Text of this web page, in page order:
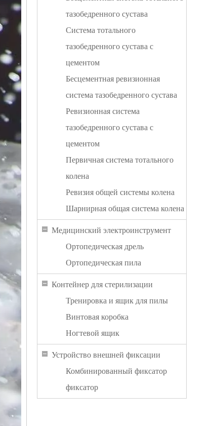
тазобедренного сустава
Система тотального
тазобедренного сустава с
цементом
Бесцементная ревизионная
система тазобедренного сустава
Ревизионная система
тазобедренного сустава с
цементом
Первичная система тотального
колена
Ревизия общей системы колена
Шарнирная общая система колена
Медицинский электроинструмент
Ортопедическая дрель
Ортопедическая пила
Контейнер для стерилизации
Тренировка и ящик для пилы
Винтовая коробка
Ногтевой ящик
Устройство внешней фиксации
Комбинированный фиксатор
фиксатор